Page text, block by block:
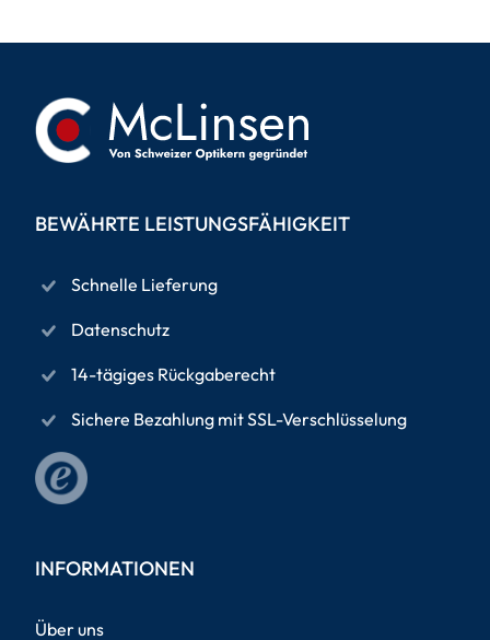
BEWÄHRTE LEISTUNGSFÄHIGKEIT
Schnelle Lieferung
Datenschutz
14-tägiges Rückgaberecht
Sichere Bezahlung mit SSL-Verschlüsselung
INFORMATIONEN
Über uns